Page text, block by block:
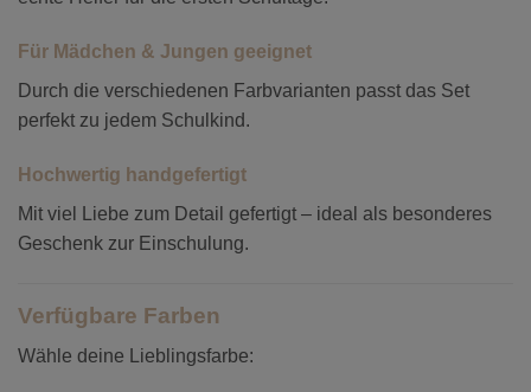
Für Mädchen & Jungen geeignet
Durch die verschiedenen Farbvarianten passt das Set
perfekt zu jedem Schulkind.
Hochwertig handgefertigt
Mit viel Liebe zum Detail gefertigt – ideal als besonderes
Geschenk zur Einschulung.
Verfügbare Farben
Wähle deine Lieblingsfarbe: